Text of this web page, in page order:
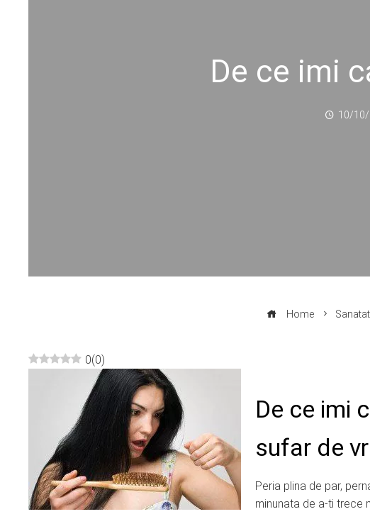
De ce imi
10/
Home
0(0)
De ce imi
sufar de
Peria plina de par,
minunata de a-ti trece